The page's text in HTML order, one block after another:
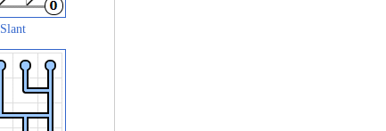
Slant